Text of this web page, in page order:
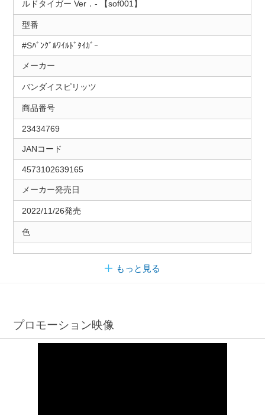
ルドタイガー Ver．- 【sof001】
型番
#Sﾊﾞﾝｸﾞﾙﾜｲﾙﾄﾞﾀｲｶﾞｰ
メーカー
バンダイスピリッツ
商品番号
23434769
JANコード
4573102639165
メーカー発売日
2022/11/26発売
色
もっと見る
プロモーション映像